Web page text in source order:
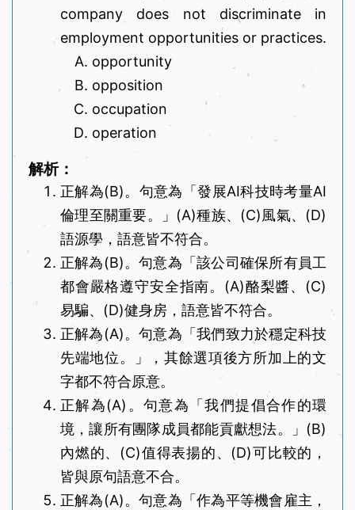
company does not discriminate in
employment opportunities or practices.
opportunity
opposition
occupation
operation
解析：
正解為(B)。句意為「發展AI科技時考量AI
倫理至關重要。」(A)種族、(C)風氣、(D)
語源學，語意皆不符合。
正解為(B)。句意為「該公司確保所有員工
都會嚴格遵守安全指南。(A)酪梨醬、(C)
易騙、(D)健身房，語意皆不符合。
正解為(A)。句意為「我們致力於穩定科技
先端地位。」，其餘選項後方所加上的文
字都不符合原意。
正解為(A)。句意為「我們提倡合作的環
境，讓所有團隊成員都能貢獻想法。」(B)
內燃的、(C)值得表揚的、(D)可比較的，
皆與原句語意不合。
正解為(A)。句意為「作為平等機會雇主，